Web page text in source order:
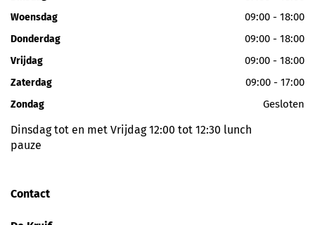
Woensdag 09:00 - 18:00
Donderdag 09:00 - 18:00
Vrijdag 09:00 - 18:00
Zaterdag 09:00 - 17:00
Zondag Gesloten
Dinsdag tot en met Vrijdag 12:00 tot 12:30 lunch
pauze
Contact